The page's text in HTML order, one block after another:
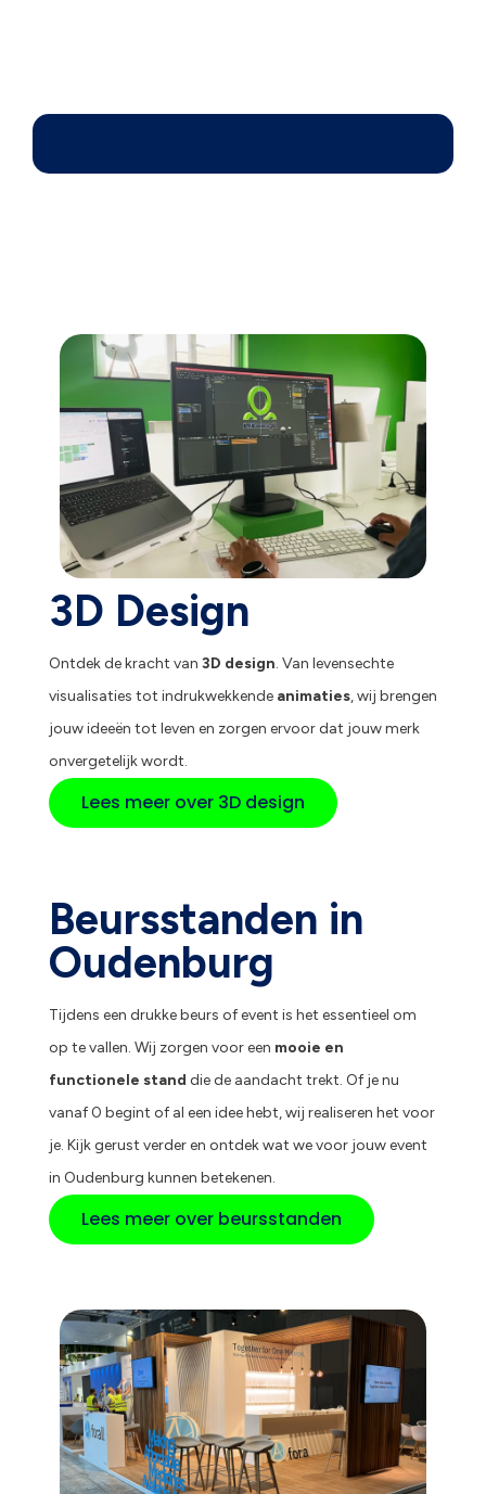
3D Design
Ontdek de kracht van 3D design. Van levensechte
visualisaties tot indrukwekkende animaties, wij brengen
jouw ideeën tot leven en zorgen ervoor dat jouw merk
onvergetelijk wordt.
Lees meer over 3D design
Beursstanden in
Oudenburg
Tijdens een drukke beurs of event is het essentieel om
op te vallen. Wij zorgen voor een mooie en
functionele stand die de aandacht trekt. Of je nu
vanaf 0 begint of al een idee hebt, wij realiseren het voor
je. Kijk gerust verder en ontdek wat we voor jouw event
in Oudenburg kunnen betekenen.
Lees meer over beursstanden